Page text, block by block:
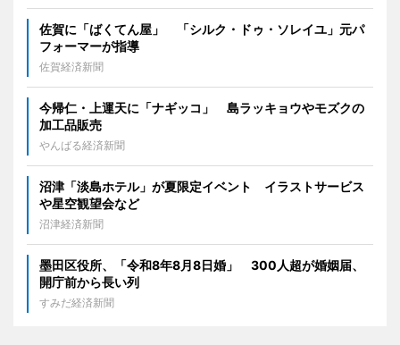
佐賀に「ばくてん屋」 「シルク・ドゥ・ソレイユ」元パ
フォーマーが指導
佐賀経済新聞
今帰仁・上運天に「ナギッコ」 島ラッキョウやモズクの
加工品販売
やんばる経済新聞
沼津「淡島ホテル」が夏限定イベント イラストサービス
や星空観望会など
沼津経済新聞
墨田区役所、「令和8年8月8日婚」 300人超が婚姻届、
開庁前から長い列
すみだ経済新聞